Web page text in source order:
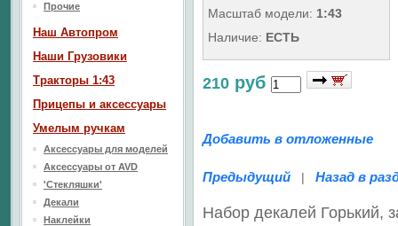
Масштаб модели: 1:43
Наличие: ЕСТЬ
210 руб
Добавить в отложенные
Предыдущий | Назад в
Набор декалей Горький,
Прочие
Наш Aвтопром
Наши Грузовики
Тракторы 1:43
Прицепы и аксессуары
Умелым ручкам
Аксессуары для моделей
Аксессуары от AVD
'Стекляшки'
Декали
Наклейки